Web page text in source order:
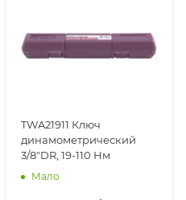
TWA21911 Ключ
динамометрический
3/8"DR, 19-110 Нм
Мало